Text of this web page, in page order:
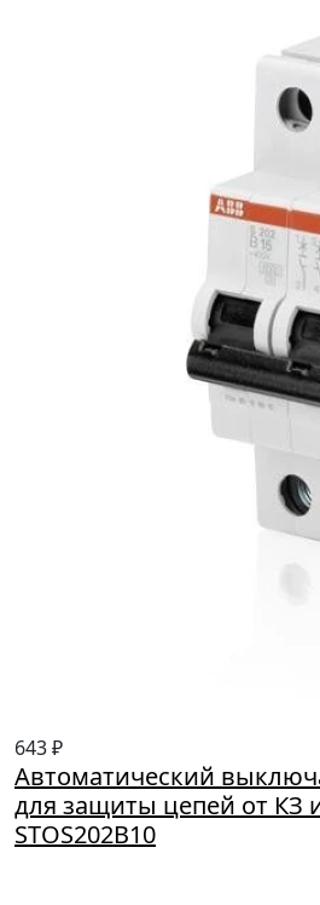
643 ₽
Автоматический
для защиты цепей от КЗ
STOS202B10